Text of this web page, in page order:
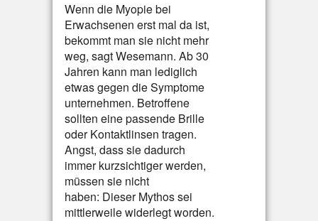
Wenn die Myopie bei
Erwachsenen erst mal da ist,
bekommt man sie nicht mehr
weg, sagt Wesemann. Ab 30
Jahren kann man lediglich
etwas gegen die Symptome
unternehmen. Betroffene
sollten eine passende Brille
oder Kontaktlinsen tragen.
Angst, dass sie dadurch
immer kurzsichtiger werden,
müssen sie nicht
haben: Dieser Mythos sei
mittlerweile widerlegt worden.